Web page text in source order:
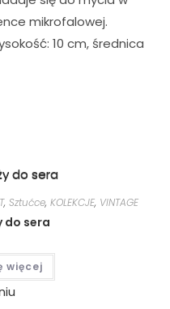
mikrofalowej.
10 cm, średnica
, Sztućce, KOLEKCJE, VINTAGE
do sera
więcej